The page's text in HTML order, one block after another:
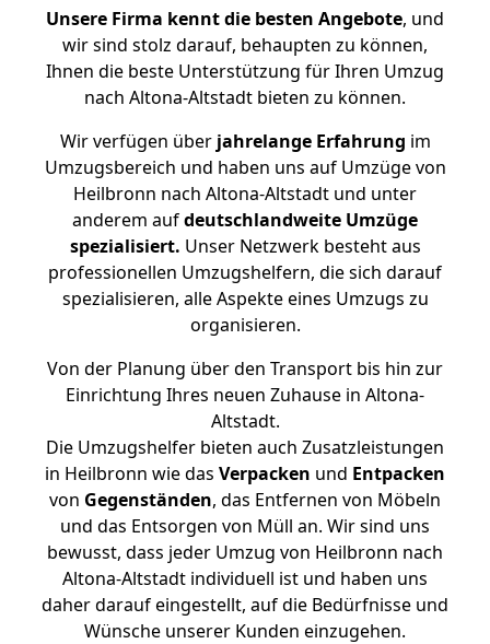
Unsere Firma kennt die besten Angebote, und
wir sind stolz darauf, behaupten zu können,
Ihnen die beste Unterstützung für Ihren Umzug
nach Altona-Altstadt bieten zu können.
Wir verfügen überjahrelange Erfahrung im
Umzugsbereich und haben uns auf Umzüge von
Heilbronn nach Altona-Altstadt und unter
anderem aufdeutschlandweite Umzüge
spezialisiert. Unser Netzwerk besteht aus
professionellen Umzugshelfern, die sich darauf
spezialisieren, alle Aspekte eines Umzugs zu
organisieren.
Von der Planung über den Transport bis hin zur
Einrichtung Ihres neuen Zuhause in Altona-
Altstadt.
Die Umzugshelfer bieten auch Zusatzleistungen
in Heilbronn wie das Verpacken und Entpacken
von Gegenständen, das Entfernen von Möbeln
und das Entsorgen von Müll an. Wir sind uns
bewusst, dass jeder Umzug von Heilbronn nach
Altona-Altstadt individuell ist und haben uns
daher darauf eingestellt, auf die Bedürfnisse und
Wünsche unserer Kunden einzugehen.